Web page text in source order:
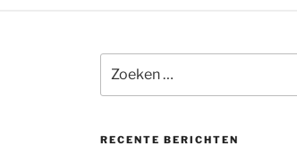
naar:
RECENTE BERICHTEN